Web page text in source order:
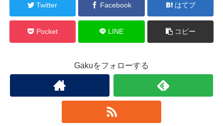
Twitter Facebook はてブ
Pocket LINE コピー
Gakuをフォローする